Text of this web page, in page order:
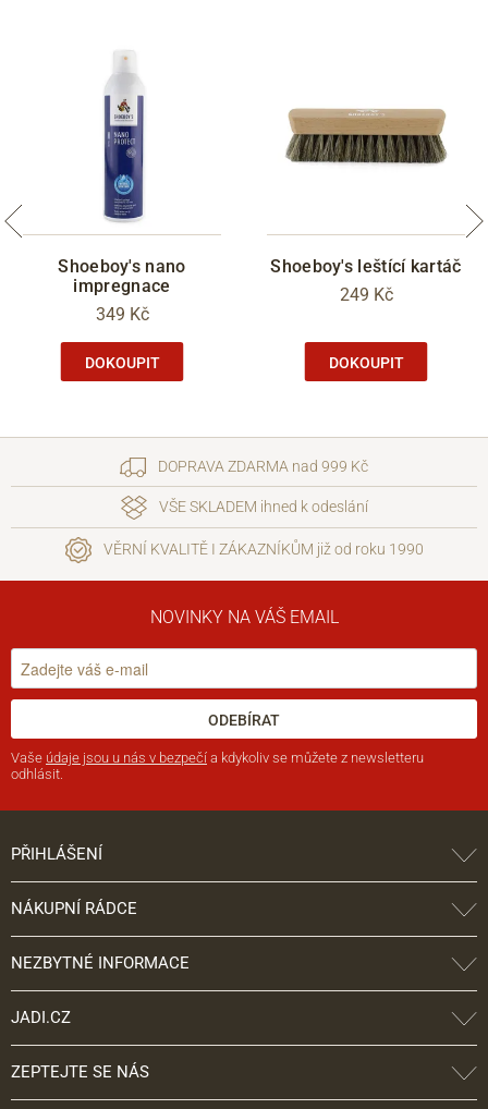
Shoeboy's nano
impregnace
349 Kč
DOKOUPIT
Shoeboy's leštící kartáč
249 Kč
DOKOUPIT
DOPRAVA ZDARMA nad 999 Kč
VŠE SKLADEM ihned k odeslání
VĚRNÍ KVALITĚ I ZÁKAZNÍKŮM již od roku 1990
NOVINKY NA VÁŠ EMAIL
ODEBÍRAT
Vaše údaje jsou u nás v bezpečí a kdykoliv se můžete z newsletteru
odhlásit.
PŘIHLÁŠENÍ
NÁKUPNÍ RÁDCE
NEZBYTNÉ INFORMACE
JADI.CZ
ZEPTEJTE SE NÁS